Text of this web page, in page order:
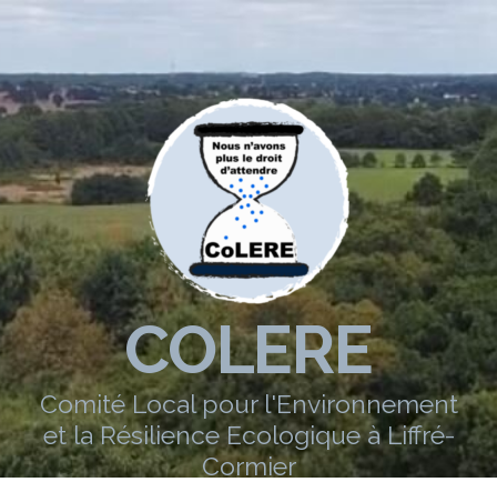
COLERE
Comité Local pour l'Environnement
et la Résilience Ecologique à Liffré-
Cormier